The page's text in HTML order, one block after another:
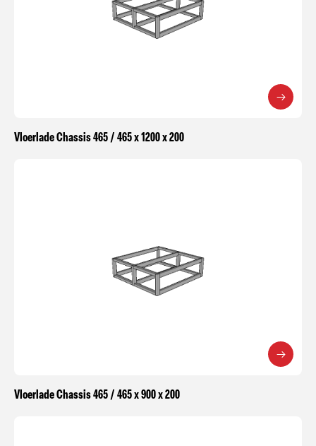
Vloerlade Chassis 465 / 465 x 1200 x 200
Vloerlade Chassis 465 / 465 x 900 x 200